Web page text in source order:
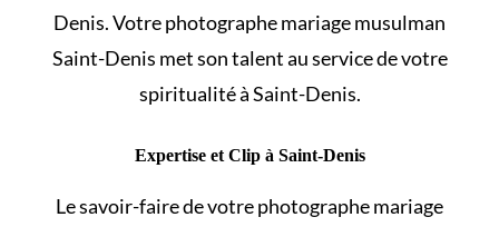
Denis. Votre photographe mariage musulman
Saint-Denis met son talent au service de votre
spiritualité à Saint-Denis.
Expertise et Clip à Saint-Denis
Le savoir-faire de votre photographe mariage